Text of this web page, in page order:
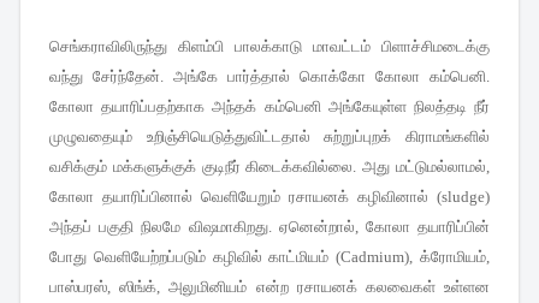
செங்கராவிலிருந்து கிளம்பி பாலக்காடு மாவட்டம் பிளாச்சிமடைக்கு
வந்து சேர்ந்தேன்
அங்கே பார்த்தால் கொக்கோ கோலா கம்பெனி
கோலா தயாரிப்பதற்காக அந்தக் கம்பெனி அங்கேயுள்ள நிலத்தடி நீர்
முழுவதையும் உறிஞ்சியெடுத்துவிட்டதால் சுற்றுப்புறக் கிராமங்களில்
வசிக்கும் மக்களுக்குக் குடிநீர் கிடைக்கவில்லை .அது மட்டுமல்லாமல்
கோலா தயாரிப்பினால் வெளியேறும் ரசாயனக் கழிவினால் (sludge)
அந்தப் பகுதி நிலமே விஷமாகிறது. ஏனென்றால் கோலா தயாரிப்பின்
போது வெளியேற்றப்படும் கழிவில் காட்மியம்(Cadmium),க்ரோமியம்
பாஸ்பரஸ் ,ஸிங்க் ,அலுமினியம் என்ற ரசாயனக் கலவைகள் உள்ளன